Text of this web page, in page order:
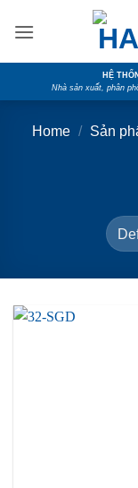
HỆ
Nhà sản xuất, phân
Home / Sản